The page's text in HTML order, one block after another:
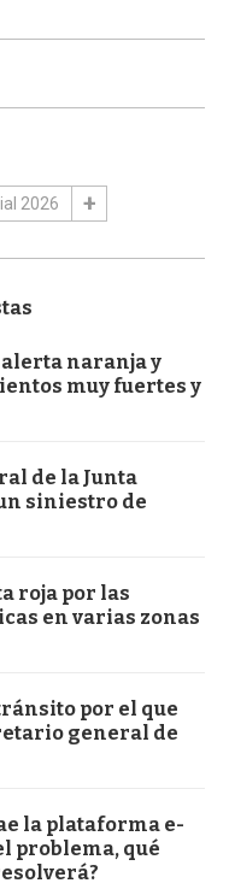
2026
alerta naranja y
muy fuertes y
de la Junta
siniestro de
roja por las
en varias zonas
por el que
general de
la plataforma e-
problema, qué